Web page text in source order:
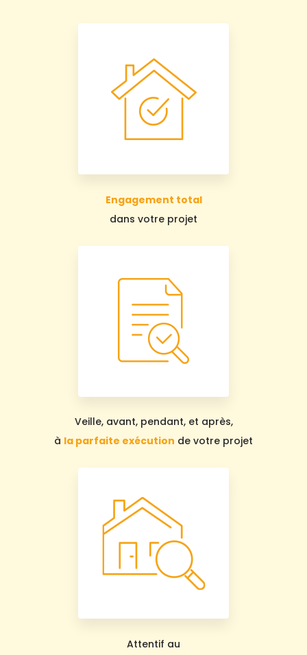
Engagement total
dans votre projet
Veille, avant, pendant, et après,
à la parfaite exécution de votre projet
Attentif au